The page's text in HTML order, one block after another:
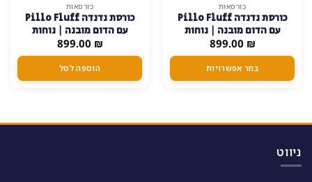
כורסאות
כורסת נדנדה Pillo Fluff
עם הדום מובנה | נוחות
מושלמת
899.00 ₪
בחר אפשרויות
זה
ניתן
האפשרויות
המוצר
כורסאות
כורסת נדנדה Pillo Fluff
עם הדום מובנה | נוחות
מושלמת – לבן
899.00 ₪
הוספה לסל
ניווט